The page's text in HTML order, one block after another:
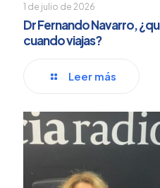
1 de julio de 2026
Dr Fernando Navarro,
cuando viajas?
Leer más